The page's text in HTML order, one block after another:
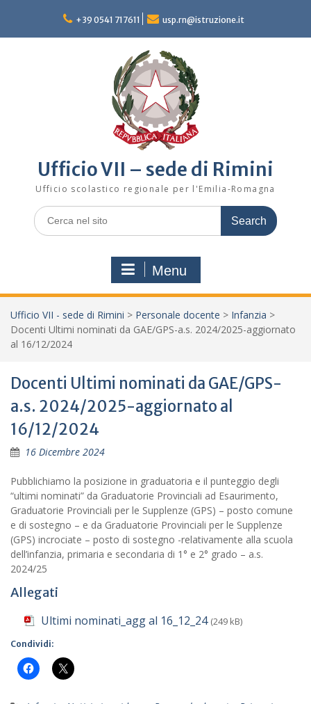
content
+39 0541 717611 usp.rn@istruzione.it
Ufficio VII – sede di Rimini
Ufficio scolastico regionale per l'Emilia-Romagna
Search
for:
Menu
Ufficio VII - sede di Rimini > Personale docente > Infanzia >
Docenti Ultimi nominati da GAE/GPS-a.s. 2024/2025-aggiornato
al 16/12/2024
Docenti Ultimi nominati da GAE/GPS-
a.s. 2024/2025-aggiornato al
16/12/2024
16 Dicembre 2024
Pubblichiamo la posizione in graduatoria e il punteggio degli
“ultimi nominati” da Graduatorie Provinciali ad Esaurimento,
Graduatorie Provinciali per le Supplenze (GPS) – posto comune
e di sostegno – e da Graduatorie Provinciali per le Supplenze
(GPS) incrociate – posto di sostegno -relativamente alla scuola
dell’infanzia, primaria e secondaria di 1° e 2° grado – a.s.
2024/25
Allegati
Ultimi nominati_agg al 16_12_24 (249 kB)
Condividi: